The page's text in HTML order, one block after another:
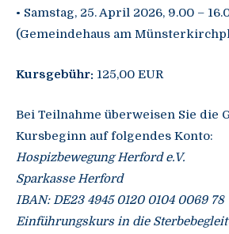
• Samstag, 25. April 2026, 9.00 –
(Gemeindehaus am
Kursgebühr: 125,00 EUR
Bei Teilnahme überweisen Sie die
Kursbeginn auf folgendes Konto:
Hospizbewegung Herford e.V.
Sparkasse Herford
IBAN: DE23 4945 0120 0104 0069 78
Einführungskurs in die